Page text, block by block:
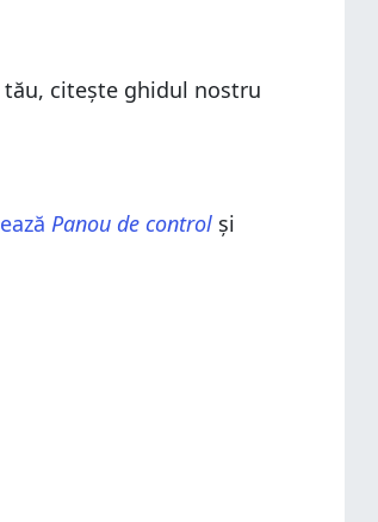
citește ghidul nostru
Panou de control și